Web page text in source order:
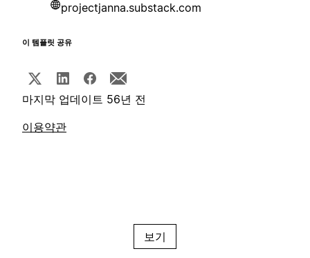
projectjanna.substack.com
이 템플릿 공유
마지막 업데이트 56년 전
이용약관
보기